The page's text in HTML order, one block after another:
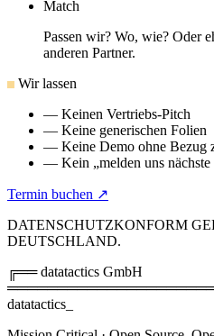
Match
Passen wir? Wo, wie? Oder
anderen Partner.
Wir lassen
— Keinen Vertriebs-Pitch
— Keine generischen Folien
— Keine Demo ohne Bezug
— Kein „melden uns
Termin buchen ↗
DATENSCHUTZKONFORM
DEUTSCHLAND.
╔══ datatactics GmbH
datatactics_